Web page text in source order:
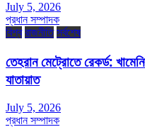
July 5, 2026
প্রধান সম্পাদক
বিশ্ব রাজনীতি সর্বশেষ
তেহরান মেট্রোতে রেকর্ড:
যাতায়াত
July 5, 2026
প্রধান সম্পাদক